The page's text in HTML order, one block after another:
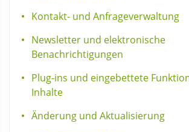
Kontakt- und Anfrageverwaltung
Newsletter und elektronische
Benachrichtigungen
Plug-ins und eingebettete
Inhalte
Änderung und Aktualisierung